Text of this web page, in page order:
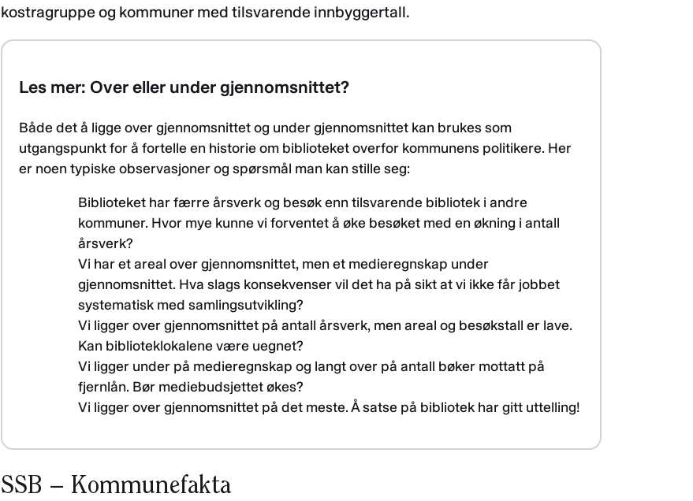
kostragruppe og kommuner med tilsvarende innbyggertall.
Les mer: Over eller under gjennomsnittet?
Både det å ligge over gjennomsnittet og under gjennomsnittet kan brukes som
utgangspunkt for å fortelle en historie om biblioteket overfor kommunens politikere. Her
er noen typiske observasjoner og spørsmål man kan stille seg:
Biblioteket har færre årsverk og besøk enn tilsvarende bibliotek i andre
kommuner. Hvor mye kunne vi forventet å øke besøket med en økning i antall
årsverk?
Vi har et areal over gjennomsnittet, men et medieregnskap under
gjennomsnittet. Hva slags konsekvenser vil det ha på sikt at vi ikke får jobbet
systematisk med samlingsutvikling?
Vi ligger over gjennomsnittet på antall årsverk, men areal og besøkstall er lave.
Kan biblioteklokalene være uegnet?
Vi ligger under på medieregnskap og langt over på antall bøker mottatt på
fjernlån. Bør mediebudsjettet økes?
Vi ligger over gjennomsnittet på det meste. Å satse på bibliotek har gitt uttelling!
SSB – Kommunefakta